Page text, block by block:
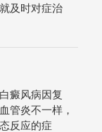
及时对症治
癜风病因复
管炎不一样，
反应的症